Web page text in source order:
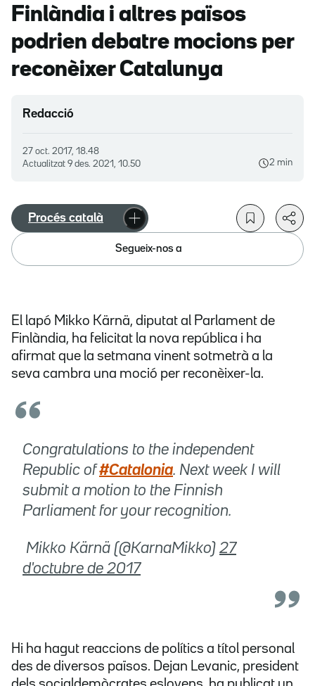
Finlàndia i altres països
podrien debatre mocions per
reconèixer Catalunya
Redacció
27 oct. 2017, 18.48
Actualitzat 9 des. 2021, 10.50 2 min
Procés català
Segueix-nos a
El lapó Mikko Kärnä, diputat al Parlament de
Finlàndia, ha felicitat la nova república i ha
afirmat que la setmana vinent sotmetrà a la
seva cambra una moció per reconèixer-la.
Congratulations to the independent
Republic of#Catalonia. Next week I will
submit a motion to the Finnish
Parliament for your recognition.
 Mikko Kärnä (@KarnaMikko) 27
d'octubre de 2017
Hi ha hagut reaccions de polítics a títol personal
des de diversos països. Dejan Levanic, president